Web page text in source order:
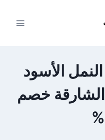
الأسود
خصم